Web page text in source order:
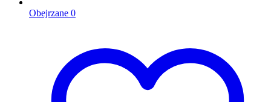
Obejrzane 0